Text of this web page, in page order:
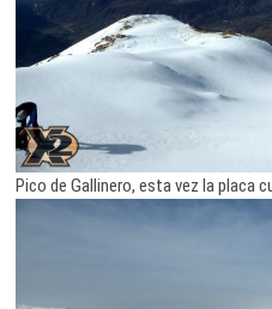
Pico de Gallinero, esta vez la placa